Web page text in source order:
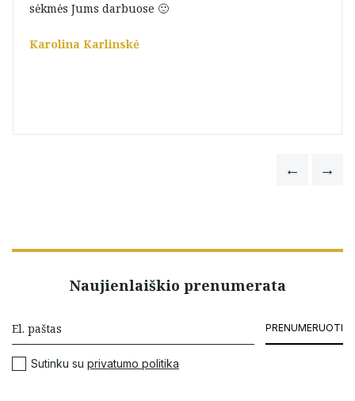
sėkmės Jums darbuose 🙂
Karolina Karlinskė
Naujienlaiškio prenumerata
PRENUMERUOTI
Sutinku su privatumo politika